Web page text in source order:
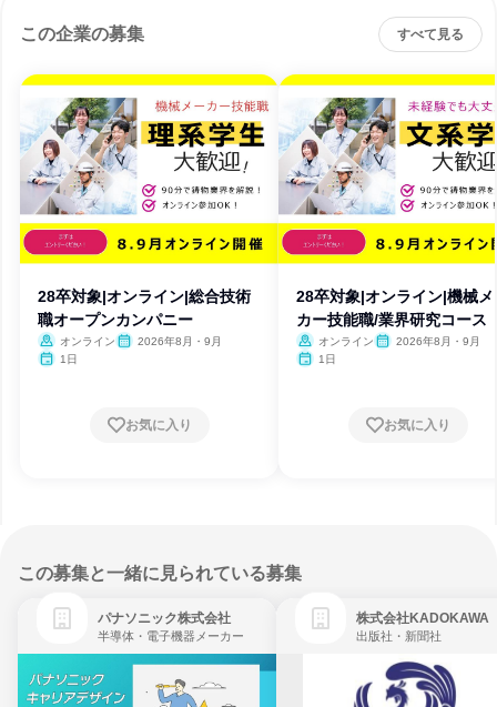
この企業の募集 すべて見る
28卒対象|オンライン|総合技術
職オープンカンパニー
オンライン
2026年8月・9月
1日
お気に入り
28卒対象|オンライン|機械メ
カー技能職/業界研究コース
オンライン
2026年8月・9月
1日
お気に入り
この募集と一緒に見られている募集
パナソニック株式会社
半導体・電子機器メーカー
株式会社KADOKAWA
出版社・新聞社